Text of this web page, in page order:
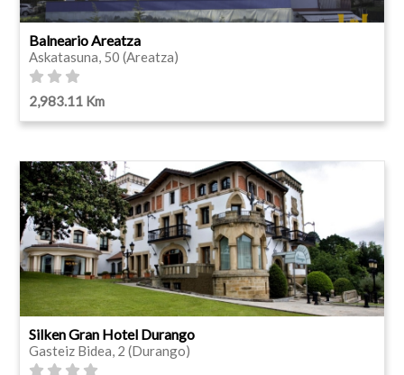
Balneario Areatza
Askatasuna, 50 (Areatza)
2,983.11 Km
Silken Gran Hotel Durango
Gasteiz Bidea, 2 (Durango)